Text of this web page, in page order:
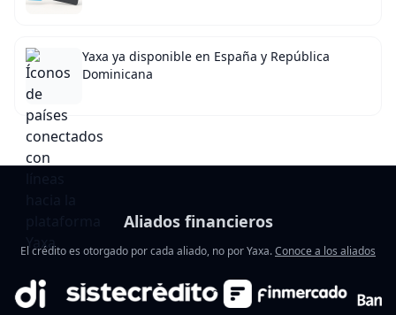
Yaxa ya disponible en España y República
Dominicana
Aliados financieros
El crédito es otorgado por cada aliado, no por Yaxa.Conoce a los aliados